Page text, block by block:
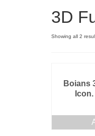
3D
Showing all 2
Boians